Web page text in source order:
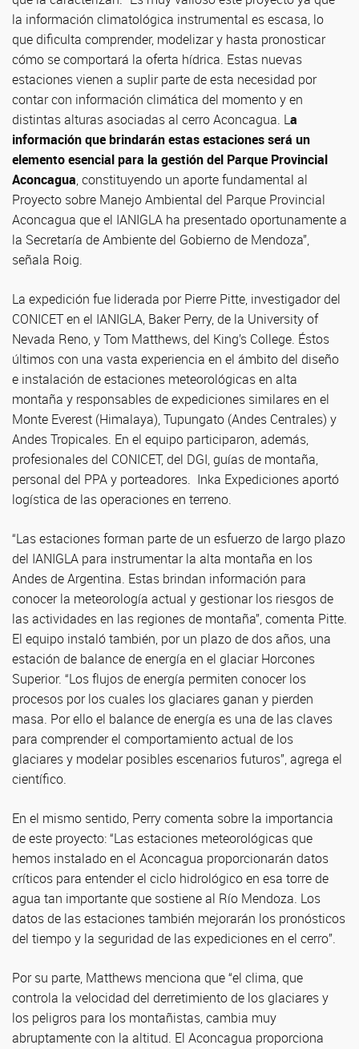
la información climatológica instrumental es escasa, lo
que dificulta comprender, modelizar y hasta pronosticar
cómo se comportará la oferta hídrica. Estas nuevas
estaciones vienen a suplir parte de esta necesidad por
contar con información climática del momento y en
distintas alturas asociadas al cerro Aconcagua. La
información que brindarán estas estaciones será un
elemento esencial para la gestión del Parque Provincial
Aconcagua, constituyendo un aporte fundamental al
Proyecto sobre Manejo Ambiental del Parque Provincial
Aconcagua que el IANIGLA ha presentado oportunamente a
la Secretaría de Ambiente del Gobierno de Mendoza”,
señala Roig.
La expedición fue liderada por Pierre Pitte, investigador del
CONICET en el IANIGLA, Baker Perry, de la University of
Nevada Reno, y Tom Matthews, del King’s College. Éstos
últimos con una vasta experiencia en el ámbito del diseño
e instalación de estaciones meteorológicas en alta
montaña y responsables de expediciones similares en el
Monte Everest (Himalaya), Tupungato (Andes Centrales) y
Andes Tropicales. En el equipo participaron, además,
profesionales del CONICET, del DGI, guías de montaña,
personal del PPA y porteadores. Inka Expediciones aportó
logística de las operaciones en terreno.
“Las estaciones forman parte de un esfuerzo de largo plazo
del IANIGLA para instrumentar la alta montaña en los
Andes de Argentina. Estas brindan información para
conocer la meteorología actual y gestionar los riesgos de
las actividades en las regiones de montaña”, comenta Pitte.
El equipo instaló también, por un plazo de dos años, una
estación de balance de energía en el glaciar Horcones
Superior. “Los flujos de energía permiten conocer los
procesos por los cuales los glaciares ganan y pierden
masa. Por ello el balance de energía es una de las claves
para comprender el comportamiento actual de los
glaciares y modelar posibles escenarios futuros”, agrega el
científico.
En el mismo sentido, Perry comenta sobre la importancia
de este proyecto: “Las estaciones meteorológicas que
hemos instalado en el Aconcagua proporcionarán datos
críticos para entender el ciclo hidrológico en esa torre de
agua tan importante que sostiene al Río Mendoza. Los
datos de las estaciones también mejorarán los pronósticos
del tiempo y la seguridad de las expediciones en el cerro”.
Por su parte, Matthews menciona que “el clima, que
controla la velocidad del derretimiento de los glaciares y
los peligros para los montañistas, cambia muy
abruptamente con la altitud. El Aconcagua proporciona